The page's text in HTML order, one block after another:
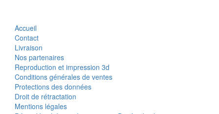
Accueil
Contact
Livraison
Nos partenaires
Reproduction et impression 3d
Conditions générales de ventes
Protections des données
Droit de rétractation
Mentions légales